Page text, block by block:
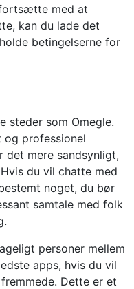
med at
kan du lade det
betingelserne for
steder som Omegle.
og professionel
det mere sandsynligt,
du vil chatte med
noget, du bør
samtale med folk
personer mellem
apps, hvis du vil
Dette er et